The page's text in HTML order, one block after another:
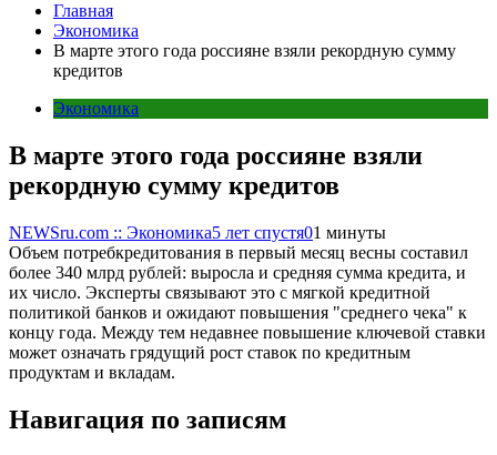
Главная
Экономика
В марте этого года россияне взяли рекордную сумму
кредитов
Экономика
В марте этого года россияне взяли
рекордную сумму кредитов
NEWSru.com :: Экономика5 лет спустя01 минуты
Объем потребкредитования в первый месяц весны составил
более 340 млрд рублей: выросла и средняя сумма кредита, и
их число. Эксперты связывают это с мягкой кредитной
политикой банков и ожидают повышения "среднего чека" к
концу года. Между тем недавнее повышение ключевой ставки
может означать грядущий рост ставок по кредитным
продуктам и вкладам.
Навигация по записям